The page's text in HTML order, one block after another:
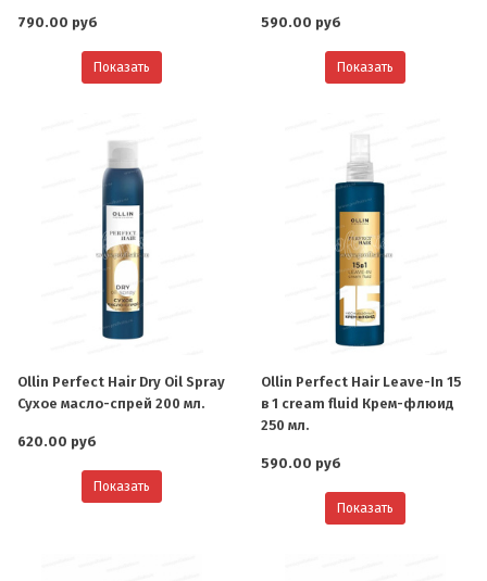
790.00 руб
Показать
590.00 руб
Показать
Ollin Perfect Hair Dry Oil Spray
Сухое масло-спрей 200 мл.
620.00 руб
Показать
Ollin Perfect Hair Leave-In 15
в 1 cream fluid Крем-флюид
250 мл.
590.00 руб
Показать